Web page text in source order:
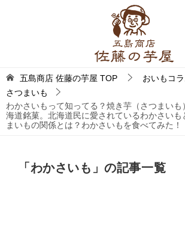
五島商店 佐藤の芋屋 TOP
おいもコ
さつまいも
わかさいもって知ってる？焼き芋（さつまい
海道銘菓。北海道民に愛されているわかさいも
まいもの関係とは？わかさいもを食べてみた！
「わかさいも」の記事一覧